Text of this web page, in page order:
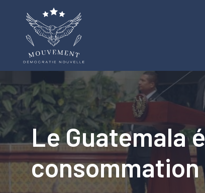
Le Guatemala